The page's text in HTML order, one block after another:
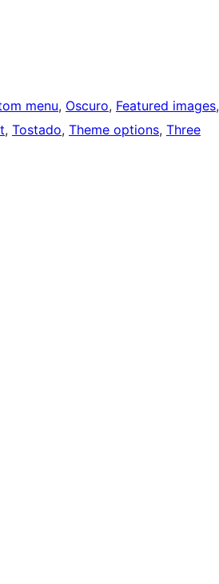
menu, Oscuro, Featured images,
, Tostado, Theme options, Three